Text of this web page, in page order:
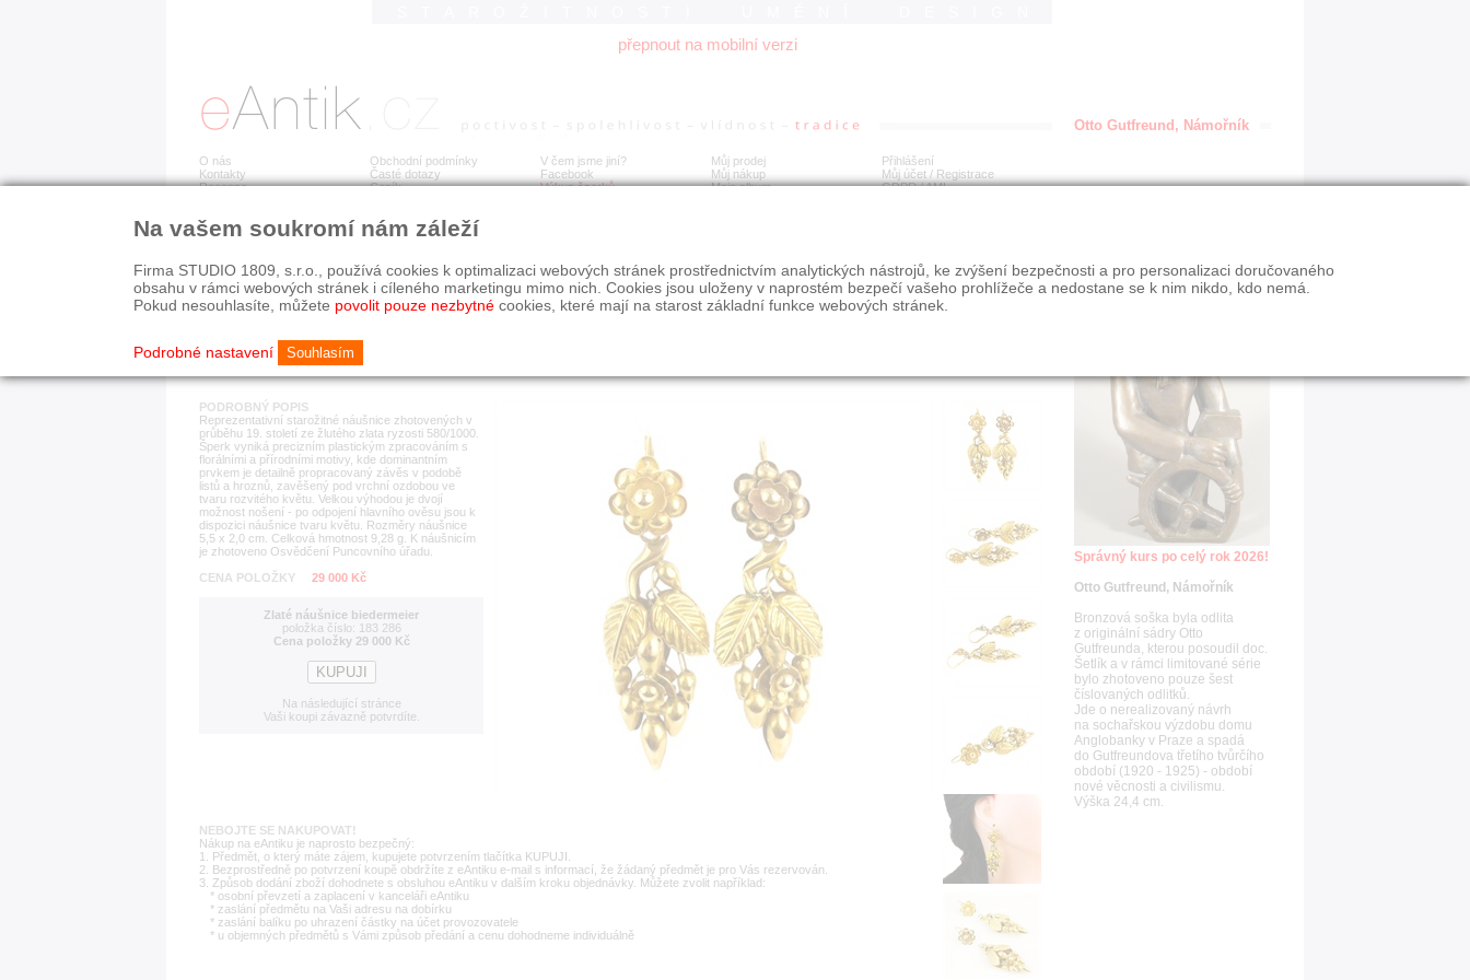
přepnout na mobilní verzi
O nás
Kontakty
Recenze
Obchodní podmínky
Časté dotazy
Ceník
V čem jsme jiní?
Facebook
Výkup šperků
Můj prodej
Můj nákup
Moje album
Přihlášení
Můj účet / Registrace
GDPR/AML
Detail položky č. 183 286 Zlaté náušnice biedermeier
PODROBNÝ POPIS
Reprezentativní starožitné náušnice zhotovených v
průběhu 19. století ze žlutého zlata ryzosti 580/1000.
Šperk vyniká precizním plastickým zpracováním s
florálními a přírodními motivy, kde dominantním
prvkem je detailně propracovaný závěs v podobě
listů a hroznů, zavěšený pod vrchní ozdobou ve
tvaru rozvitého květu. Velkou výhodou je dvojí
možnost nošení - po odpojení hlavního ověsu jsou k
dispozici náušnice tvaru květu. Rozměry náušnice
5,5 x 2,0 cm. Celková hmotnost 9,28 g. K náušnicím
je zhotoveno Osvědčení Puncovního úřadu.
CENA POLOŽKY
29 000 Kč
Zlaté náušnice biedermeier
položka číslo: 183 286
Cena položky 29 000 Kč
Na následující stránce
Vaši koupi závazně potvrdíte.
NEBOJTE SE NAKUPOVAT!
Nákup na eAntiku je naprosto bezpečný:
1. Předmět, o který máte zájem, kupujete potvrzením tlačítka KUPUJI.
2. Bezprostředně po potvrzení koupě obdržíte z eAntiku e-mail s informací, že žádaný předmět je pro Vás rezervován.
3. Způsob dodání zboží dohodnete s obsluhou eAntiku v dalším kroku objednávky. Můžete zvolit například:
* osobní převzetí a zaplacení v kanceláři eAntiku
* zaslání předmětu na Vaši adresu na dobírku
* zaslání balíku po uhrazení částky na účet provozovatele
* u objemných předmětů s Vámi způsob předání a cenu dohodneme individuálně
Otto Gutfreund, Námořník
Správný kurs po celý rok 2026!
Otto Gutfreund, Námořník
Bronzová soška byla odlita
z originální sádry Otto
Gutfreunda, kterou posoudil doc.
Šetlík a v rámci limitované série
bylo zhotoveno pouze šest
číslovaných odlitků.
Jde o nerealizovaný návrh
na sochařskou výzdobu domu
Anglobanky v Praze a spadá
do Gutfreundova třetího tvůrčího
období (1920 - 1925) - období
nové věcnosti a civilismu.
Výška 24,4 cm.
Na vašem soukromí nám záleží
Firma STUDIO 1809, s.r.o., používá cookies k optimalizaci webových stránek prostřednictvím analytických nástrojů, ke zvýšení bezpečnosti a pro personalizaci doručovaného
obsahu v rámci webových stránek i cíleného marketingu mimo nich. Cookies jsou uloženy v naprostém bezpečí vašeho prohlížeče a nedostane se k nim nikdo, kdo nemá.
Pokud nesouhlasíte, můžete povolit pouze nezbytné cookies, které mají na starost základní funkce webových stránek.
Podrobné nastavení Souhlasím